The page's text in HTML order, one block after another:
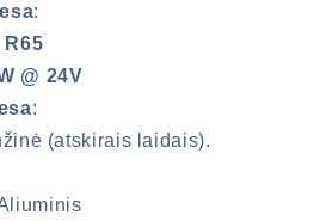
:
R65
@ 24V
:
(atskirais laidais).